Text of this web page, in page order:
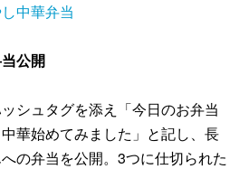
中華弁当
公開
シュタグを添え「今日のお弁当
華始めてみました」と記し、長
の弁当を公開。3つに仕切られた